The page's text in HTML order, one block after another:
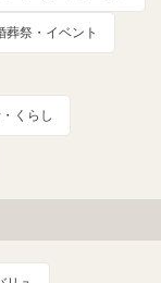
葬祭・イベント
くらし